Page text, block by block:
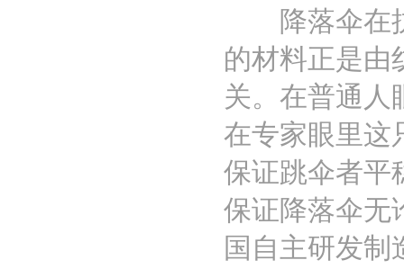
降落伞在抗
的材料正是由
关。在普通人
在专家眼里这
保证跳伞者平
保证降落伞无
国自主研发